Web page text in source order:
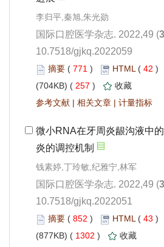
10.7518/gjkq.2022059
771 ) 42 )
257 )
|
|
10.7518/gjkq.2022051
852 ) 43 )
1302 )